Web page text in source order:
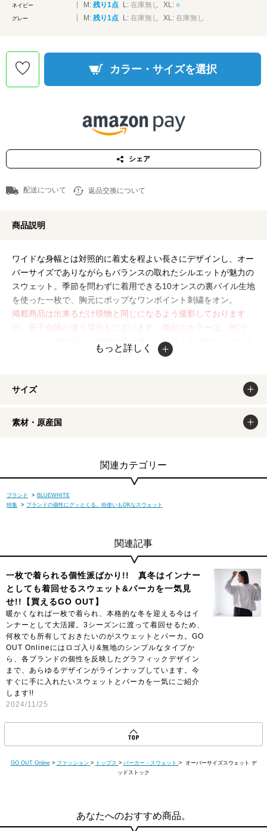
ネイビー M: 残り1点 L: 在庫無し XL: ○
グレー M: 残り1点 L: 在庫無し XL: 在庫無し
カラー・サイズを選択
シェア
配送について 返品交換について
商品説明
ワイドな身幅とは対照的に着丈を程よい長さにデザインし、オー
バーサイズでありながらもバランスの取れたシルエットが魅力の
スウェット。季節を問わずに着用できる10オンスの裏パイル生地
を使った一枚で、胸元にポップなワンポイント刺繍をオン。
掲載商品は出来るだけ現物と同じになるよう撮影しております
が、若干色味が違う場合もございます。商品のカラーは、PCデ
ィスプレイの性質上、実際の色と異なって見える場合がございま
すので予めご了承ください。
もっと詳しく
サイズ
素材・原産国
関連カテゴリー
ブランド > BLUEWHITE
特集 > ブランドの個性にグッとくる。街使いもOKなスウェット
関連記事
一枚で着られる個性派ばかり!! 真冬はインナー
としても着回せるスウェット&パーカを一気見
せ!!【買えるGO OUT】
暖かくなれば一枚で着られ、本格的な冬を迎える今はイ
ンナーとして大活躍。3シーズンに渡って着回せるため、
何枚でも所有しておきたいのがスウェットとパーカ。GO
OUT Onlineにはロゴ入り&無地のシンプルなタイプか
ら、各ブランドの個性を反映したグラフィックデザイン
まで、あらゆるデザインがラインナップしています。今
すぐに手に入れたいスウェットとパーカを一気にご紹介
します!!
2024/11/25
GO OUT Online > ファッション > トップス > パーカー・スウェット > オーバーサイズスウェット デ
ッドストック
あなたへのおすすめ商品。